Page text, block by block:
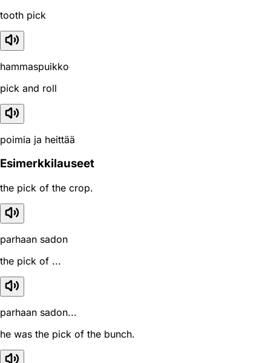
tooth pick
hammaspuikko
pick and roll
poimia ja heittää
Esimerkkilauseet
the pick of the crop.
parhaan sadon
the pick of ...
parhaan sadon...
he was the pick of the bunch.